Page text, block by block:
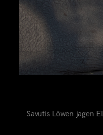
Savutis Löwen jagen